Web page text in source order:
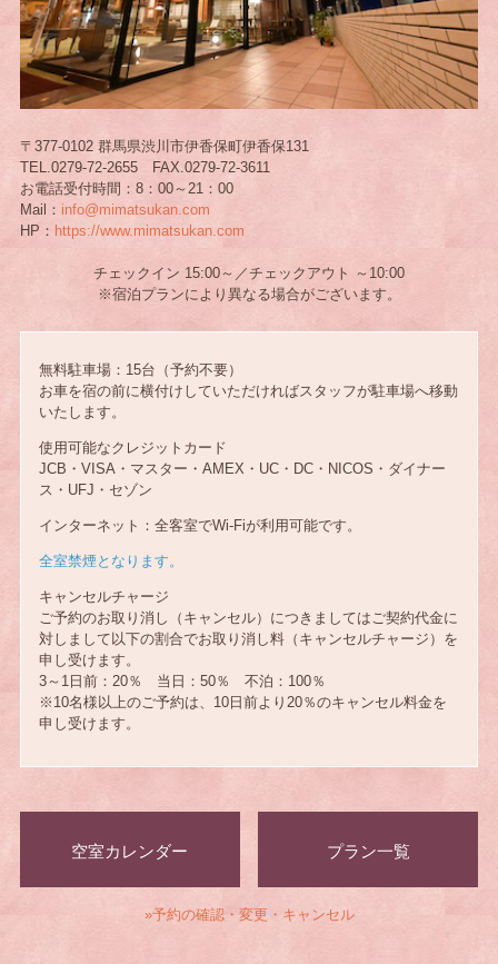
〒377-0102 群馬県渋川市伊香保町伊香保131
TEL.0279-72-2655 FAX.0279-72-3611
お電話受付時間：8：00～21：00
Mail： info@mimatsukan.com
HP： https://www.mimatsukan.com
チェックイン 15:00～／チェックアウト ～10:00
※宿泊プランにより異なる場合がございます。
無料駐車場：15台（予約不要）
お車を宿の前に横付けしていただければスタッフが駐車場へ移動
いたします。
使用可能なクレジットカード
JCB・VISA・マスター・AMEX・UC・DC・NICOS・ダイナー
ス・UFJ・セゾン
インターネット：全客室でWi-Fiが利用可能です。
全室禁煙となります。
キャンセルチャージ
ご予約のお取り消し（キャンセル）につきましてはご契約代金に
対しまして以下の割合でお取り消し料（キャンセルチャージ）を
申し受けます。
3～1日前：20％ 当日：50％ 不泊：100％
※10名様以上のご予約は、10日前より20％のキャンセル料金を
申し受けます。
空室カレンダー プラン一覧
»予約の確認・変更・キャンセル